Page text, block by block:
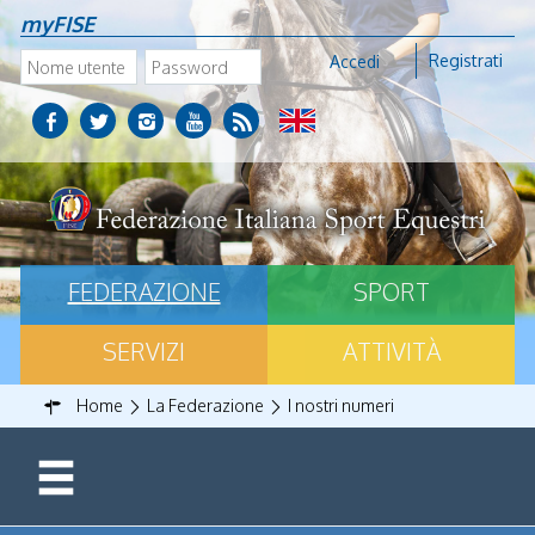
myFISE
Accedi Registrati
FEDERAZIONE
SPORT
SERVIZI
ATTIVITÀ
Home La Federazione I nostri numeri